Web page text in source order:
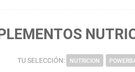
TU SELECCIÓN: NUTRICION